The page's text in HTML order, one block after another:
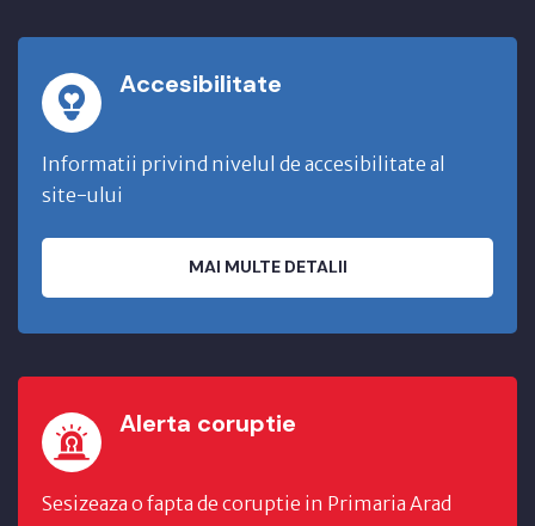
Accesibilitate
Informatii privind nivelul de accesibilitate al
site-ului
MAI MULTE DETALII
Alerta coruptie
Sesizeaza o fapta de coruptie in Primaria Arad